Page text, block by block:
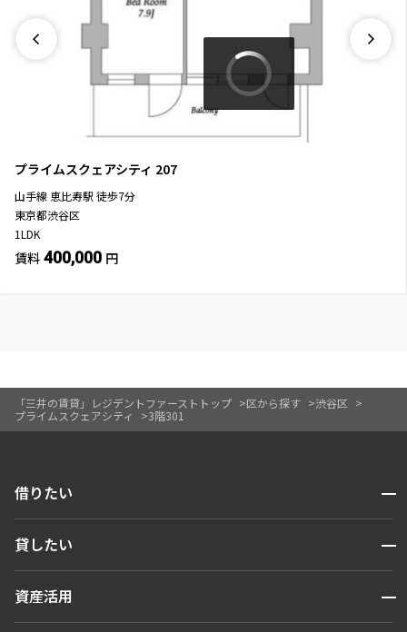
「三井の賃貸」レジデントファーストトップ 区から探す
渋谷区
プライムスクェアシティ
3階301
プライムスクェアシティ 207
山手線 恵比寿駅 徒歩7分
東京都渋谷区
1LDK
賃料 400,000 円
借りたい 開閉
人気エリアから探す
貸したい 開閉
お問い合わせ
資産活用 開閉